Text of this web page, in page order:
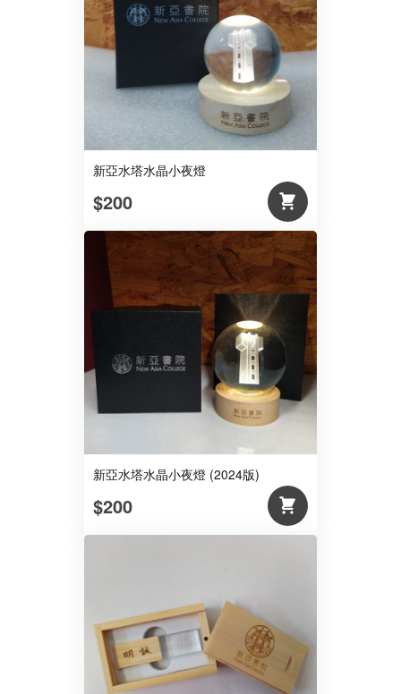
新亞水塔水晶小夜燈
$200
新亞水塔水晶小夜燈 (2024版)
$200